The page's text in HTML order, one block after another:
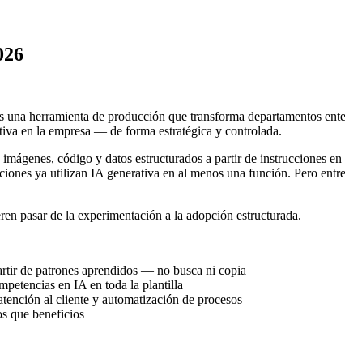
herramienta de producción que transforma departamentos
en la empresa — de forma estratégica y controlada.
código y datos estructurados a partir de instrucciones
ya utilizan IA generativa en al menos una función. Pero
pasar de la experimentación a la adopción estructurada.
de patrones aprendidos — no busca ni copia
en IA en toda la plantilla
al cliente y automatización de procesos
que beneficios